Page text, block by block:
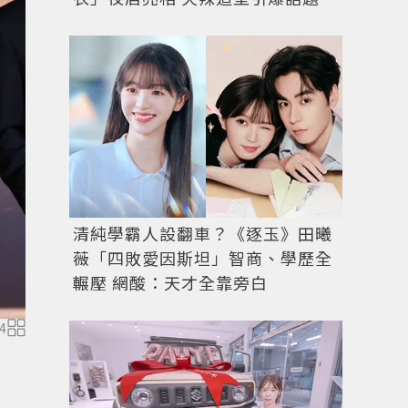
4 圖／微博
清純學霸人設翻車？《逐玉》田曦
薇「四敗愛因斯坦」智商、學歷全
輾壓 網酸：天才全靠旁白